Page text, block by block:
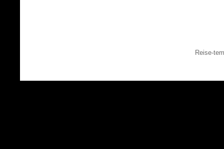
Reise-